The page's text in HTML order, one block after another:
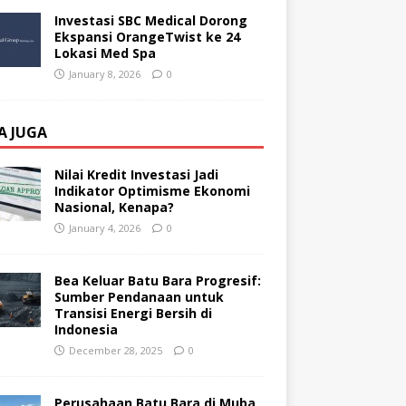
Investasi SBC Medical Dorong
Ekspansi OrangeTwist ke 24
Lokasi Med Spa
January 8, 2026 0
JUGA
Nilai Kredit Investasi Jadi
Indikator Optimisme Ekonomi
Nasional, Kenapa?
January 4, 2026 0
Bea Keluar Batu Bara Progresif:
Sumber Pendanaan untuk
Transisi Energi Bersih di
Indonesia
December 28, 2025 0
Perusahaan Batu Bara di Muba